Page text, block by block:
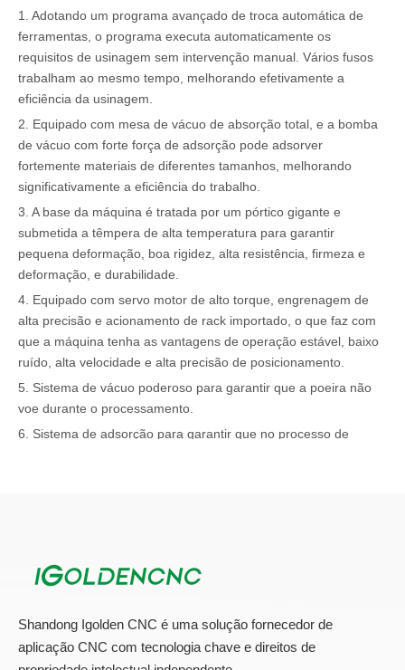
1. Adotando um programa avançado de troca automática de
ferramentas, o programa executa automaticamente os
requisitos de usinagem sem intervenção manual. Vários fusos
trabalham ao mesmo tempo, melhorando efetivamente a
eficiência da usinagem.
2. Equipado com mesa de vácuo de absorção total, e a bomba
de vácuo com forte força de adsorção pode adsorver
fortemente materiais de diferentes tamanhos, melhorando
significativamente a eficiência do trabalho.
3. A base da máquina é tratada por um pórtico gigante e
submetida a têmpera de alta temperatura para garantir
pequena deformação, boa rigidez, alta resistência, firmeza e
deformação, e durabilidade.
4. Equipado com servo motor de alto torque, engrenagem de
alta precisão e acionamento de rack importado, o que faz com
que a máquina tenha as vantagens de operação estável, baixo
ruído, alta velocidade e alta precisão de posicionamento.
5. Sistema de vácuo poderoso para garantir que a poeira não
voe durante o processamento.
6. Sistema de adsorção para garantir que no processo de
estender a vida útil da máquina.
8. Sistema de controle inteligente, o design da interface de
9. Com memória de ponto de interrupção, escultura contínua de
desligamento, previsão de tempo de processamento e outras
Shandong Igolden CNC é uma solução fornecedor de
aplicação CNC com tecnologia chave e direitos de